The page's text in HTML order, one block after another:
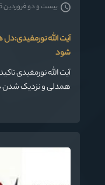
آیت الله
شود
آیت الله نورمفیدی
همدلی و نزدیک شدن
بیست و دو فروردین 1405